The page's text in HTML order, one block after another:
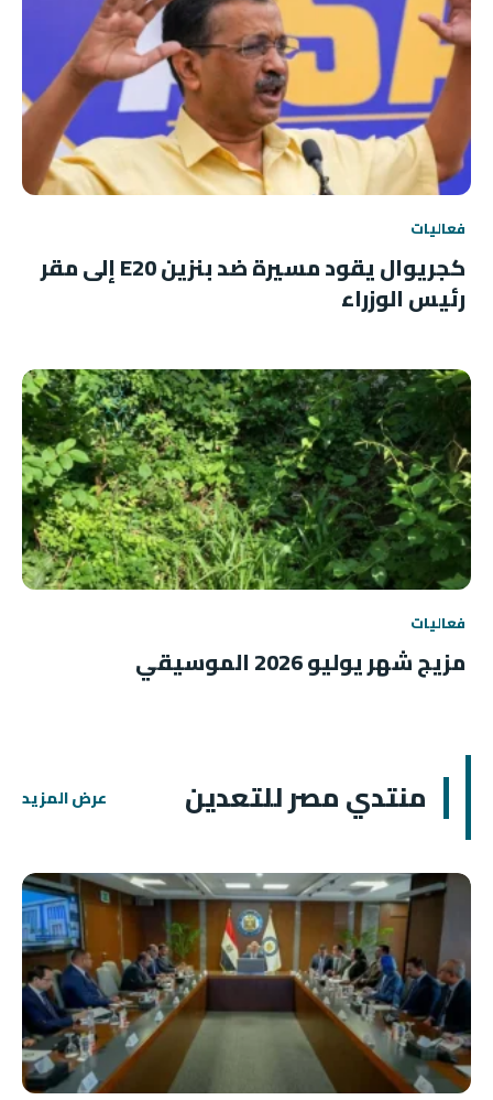
فعاليات
كجريوال يقود مسيرة ضد بنزين E20 إلى مقر
رئيس الوزراء
فعاليات
مزيج شهر يوليو 2026 الموسيقي
منتدي مصر للتعدين عرض المزيد